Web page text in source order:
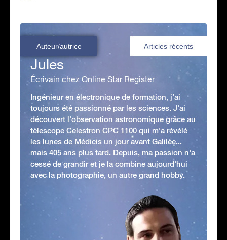
Auteur/autrice Articles récents
Jules
Écrivain chez Online Star Register
Ingénieur en électronique de formation, j’ai
toujours été passionné par les sciences. J'ai
découvert l'observation astronomique grâce au
télescope Celestron CPC 1100 qui m'a révélé
les lunes de Médicis un jour avant Galilée...
mais 405 ans plus tard. Depuis, ma passion n'a
cessé de grandir et je la combine aujourd'hui
avec la photographie, un autre grand hobby.